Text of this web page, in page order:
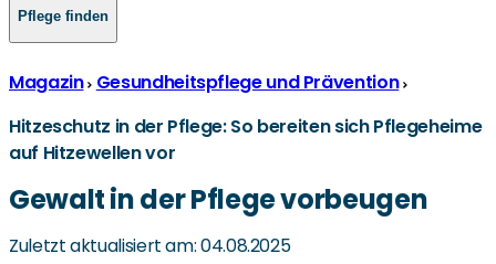
Pflege finden
Magazin Gesundheitspflege und Prävention
Hitzeschutz in der Pflege: So bereiten sich Pflegeheime
auf Hitzewellen vor
Gewalt in der Pflege vorbeugen
Zuletzt aktualisiert am: 04.08.2025